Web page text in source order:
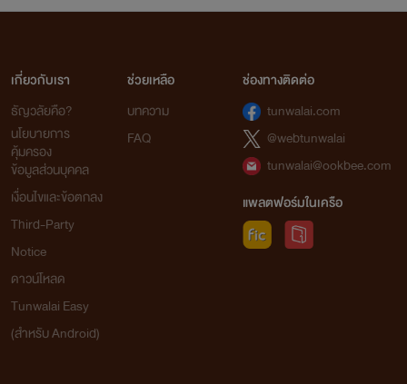
เกี่ยวกับเรา
ธัญวลัยคือ?
นโยบายการ
คุ้มครอง
ข้อมูลส่วนบุคคล
เงื่อนไขและข้อตกลง
Third-Party
Notice
ดาวน์โหลด
Tunwalai Easy
(สำหรับ Android)
ช่วยเหลือ
บทความ
FAQ
ช่องทางติดต่อ
tunwalai.com
@webtunwalai
tunwalai@ookbee.com
แพลตฟอร์มในเครือ